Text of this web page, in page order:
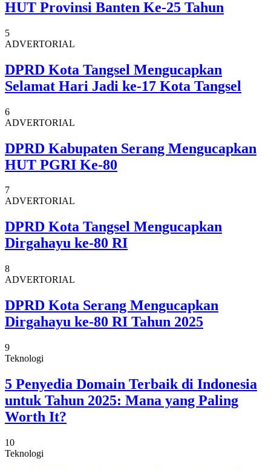
HUT Provinsi Banten Ke-25 Tahun
5
ADVERTORIAL
DPRD Kota Tangsel Mengucapkan
Selamat Hari Jadi ke-17 Kota Tangsel
6
ADVERTORIAL
DPRD Kabupaten Serang Mengucapkan
HUT PGRI Ke-80
7
ADVERTORIAL
DPRD Kota Tangsel Mengucapkan
Dirgahayu ke-80 RI
8
ADVERTORIAL
DPRD Kota Serang Mengucapkan
Dirgahayu ke-80 RI Tahun 2025
9
Teknologi
5 Penyedia Domain Terbaik di Indonesia
untuk Tahun 2025: Mana yang Paling
Worth It?
10
Teknologi